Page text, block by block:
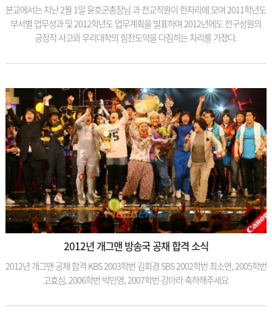
본교에서는 지난 2월 1일 윤호군총장님 과 전교직원이 한자리에 모여 2011학년도
부서별 업무성과 및 2012학년도 업무계획을 발표하며 2012년에도 전구성원의
긍정적 사고와 우리대학의 힘찬도약을 다짐하는 자리를 가졌다.
2012년 개그맨 방송국 공채 합격 소식
2012년 개그맨 공채 합격 KBS 2003학번 김회경 SBS 2002학번 최소연, 2005학번
고효심, 2006학번 박민영, 2007학번 강아라 축하해주세요